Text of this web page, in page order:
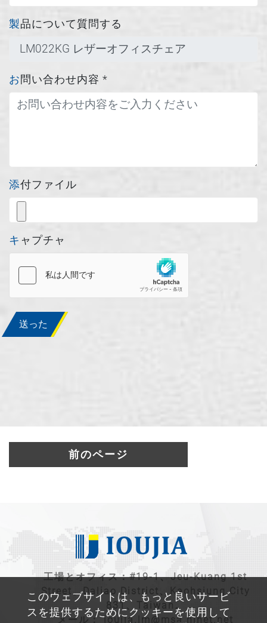
製品について質問する
お問い合わせ内容 *
添付ファイル
キャプチャ
送った
前のページ
このウェブサイトは、もっと良いサービ
スを提供するためにクッキーを使用して
工場とオフィス：#19-1、Jeu-Kuang 1st
Street、Daliao District、Kaohsiung City
831、Taiwan。
メール：ioujia.lm@msa.hinet.net